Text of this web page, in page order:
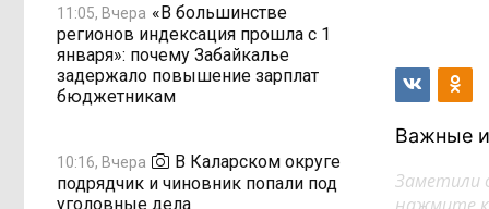
11:05, Вчера «В большинстве
регионов индексация прошла с 1
января»: почему Забайкалье
задержало повышение зарплат
бюджетникам
10:16, Вчера
В Каларском округе
подрядчик и чиновник попали под
уголовные дела
Важные
Заметили